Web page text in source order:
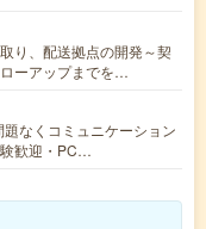
り、配送拠点の開発～契
ーアップまでを…
なくコミュニケーション
歓迎・PC…